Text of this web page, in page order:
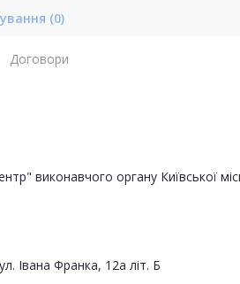
(0)
Договори
виконавчого органу Київської
Івана Франка, 12а літ. Б